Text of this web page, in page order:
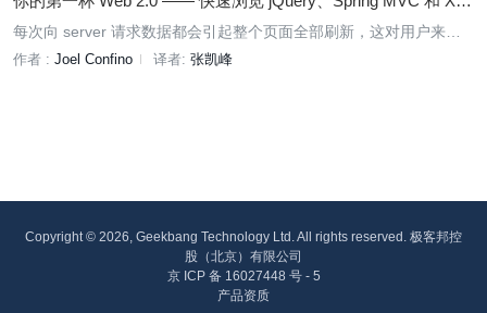
eb-2.0-Joel-Confino" target="_blank">直接点击阅读完整文章</a>。
ream/Jettison
每次向 server 请求数据都会引起整个页面全部刷新，这对用户来说
非常烦恼。Joel Confino 在这篇文章里，为大家演示了如何使用 Jav
作者 : Joel Confino 译者: 张凯峰
Copyright © 2026, Geekbang Technology Ltd. All rights reserved. 极客邦控
股（北京）有限公司
京 ICP 备 16027448 号 - 5
产品资质